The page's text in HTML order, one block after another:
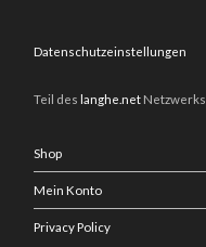
Datenschutzeinstellungen
Teil deslanghe.net Netzwerks
Shop
Mein Konto
Privacy Policy